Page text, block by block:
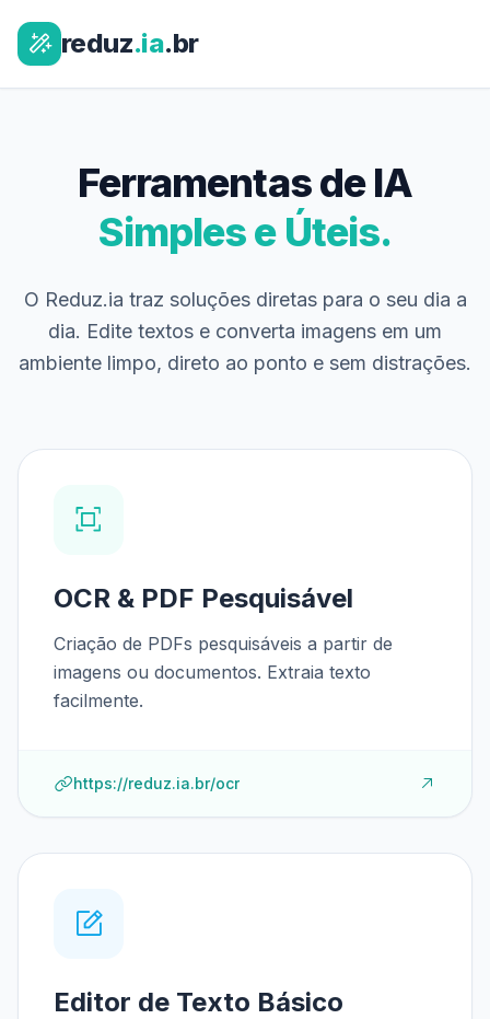
reduz.ia.br
Ferramentas de IA
Simples e Úteis.
O Reduz.ia traz soluções diretas para o seu dia a
dia. Edite textos e converta imagens em um
ambiente limpo, direto ao ponto e sem distrações.
OCR & PDF Pesquisável
Criação de PDFs pesquisáveis a partir de
imagens ou documentos. Extraia texto
facilmente.
https://reduz.ia.br/ocr
Editor de Texto Básico